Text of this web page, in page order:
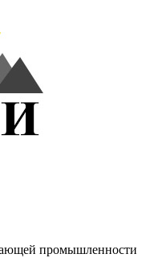
промышленности